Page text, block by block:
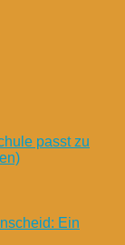
passt zu
Ein